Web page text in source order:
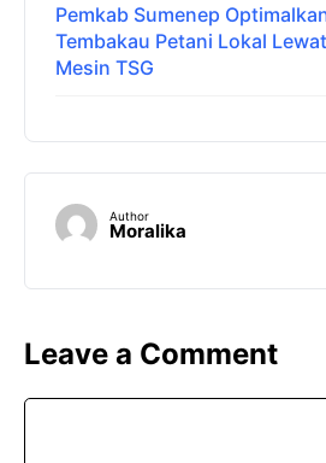
Pemkab Sumenep
Tembakau Petani Lokal
Mesin TSG
Author
Moralika
Leave a Comment